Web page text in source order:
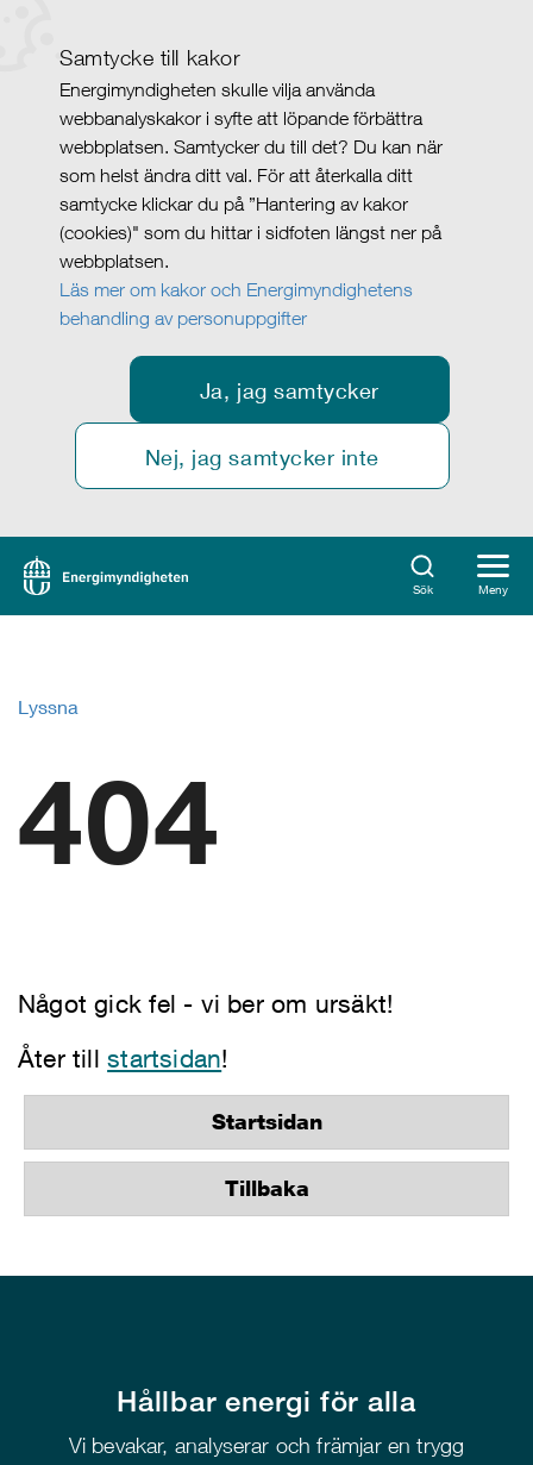
Samtycke till kakor
Energimyndigheten skulle vilja använda
webbanalyskakor i syfte att löpande förbättra
webbplatsen. Samtycker du till det? Du kan när
som helst ändra ditt val. För att återkalla ditt
samtycke klickar du på ”Hantering av kakor
(cookies)" som du hittar i sidfoten längst ner på
webbplatsen.
Läs mer om kakor och Energimyndighetens
behandling av personuppgifter
Ja, jag samtycker
Nej, jag samtycker inte
Sök Meny
Lyssna
404
Något gick fel - vi ber om ursäkt!
Åter tillstartsidan!
Startsidan
Tillbaka
Hållbar energi för alla
Vi bevakar, analyserar och främjar en trygg